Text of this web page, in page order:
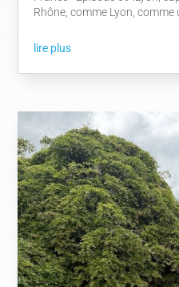
Rhône, comme Lyon, comme
lire plus